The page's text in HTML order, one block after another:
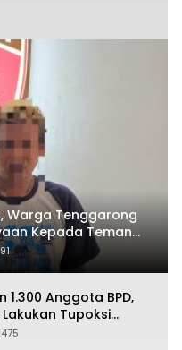
Warga Tenggarong
Kepada Teman
1.300 Anggota BPD,
Lakukan Tupoksi